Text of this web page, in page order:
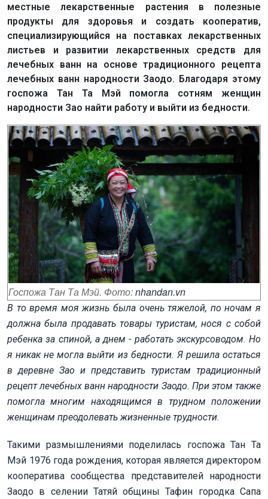
местные лекарственные растения в полезные
продукты для здоровья и создать кооператив,
специализирующийся на поставках лекарственных
листьев и развитии лекарственных средств для
лечебных ванн на основе традиционного рецепта
лечебных ванн народности Заодо. Благодаря этому
госпожа Тан Та Мэй помогла сотням женщин
народности Зао найти работу и выйти из бедности.
Госпожа Тан Та Мэй. Фото:nhandan.vn
В то время моя жизнь была очень тяжелой, по ночам я
должна была продавать товары туристам, нося с собой
ребенка за спиной, а днем - работать экскурсоводом. Но
я никак не могла выйти из бедности. Я решила остаться
в деревне Зао и представить туристам традиционный
рецепт лечебных ванн народности Заодо. При этом также
помогла многим находящимся в трудном положении
женщинам преодолевать жизненные трудности.
Такими размышлениями поделилась госпожа Тан Та
Мэй 1976 года рождения, которая является директором
кооператива сообщества представителей народности
Заодо в селении Татяй общины Тафин городка Сапа